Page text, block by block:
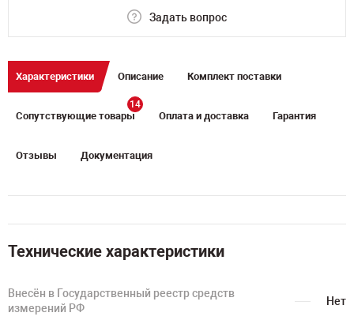
Задать вопрос
Характеристики Описание Комплект поставки
Сопутствующие товары
14
Оплата и доставка Гарантия
Отзывы Документация
Технические характеристики
Внесён в Государственный реестр средств
измерений РФ
Нет